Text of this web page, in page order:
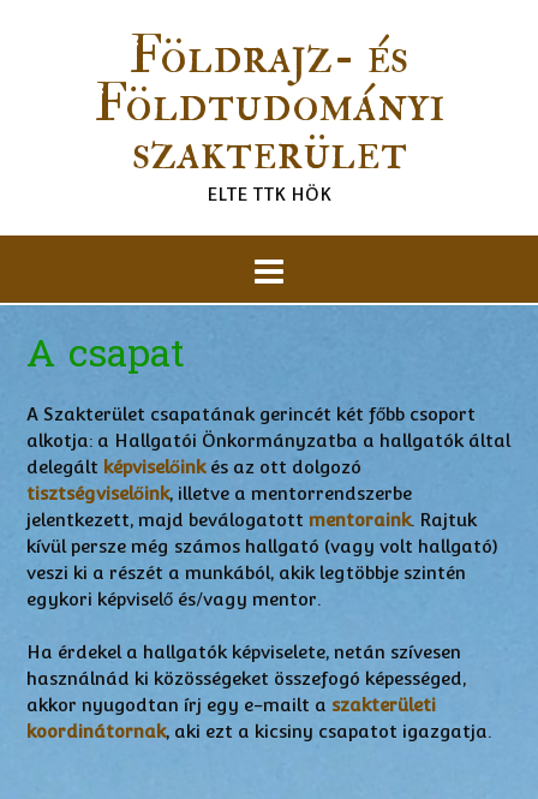
Földrajz- és
Földtudományi
szakterület
ELTE TTK HÖK
A csapat
A Szakterület csapatának gerincét két főbb csoport
alkotja: a Hallgatói Önkormányzatba a hallgatók által
delegált képviselőinkés az ott dolgozó
tisztségviselőink, illetve a mentorrendszerbe
jelentkezett, majd beválogatott mentoraink. Rajtuk
kívül persze még számos hallgató (vagy volt hallgató)
veszi ki a részét a munkából, akik legtöbbje szintén
egykori képviselő és/vagy mentor.
Ha érdekel a hallgatók képviselete, netán szívesen
használnád ki közösségeket összefogó képességed,
akkor nyugodtan írj egy e-mailt a szakterületi
koordinátornak, aki ezt a kicsiny csapatot igazgatja.